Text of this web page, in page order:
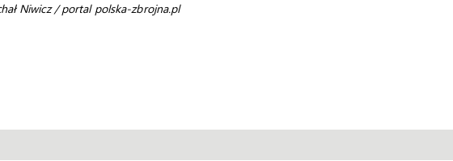
Niwicz / portal polska-zbrojna.pl